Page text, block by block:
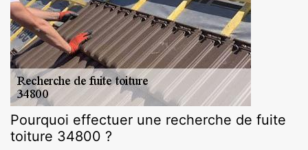
Pourquoi effectuer une recherche de fuite
toiture 34800 ?